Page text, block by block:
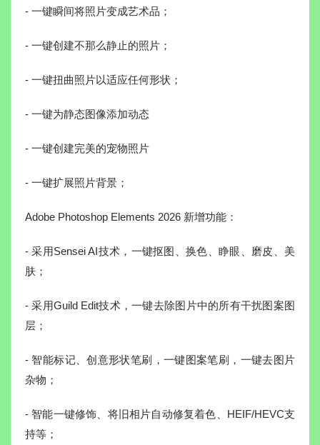
- 一键瞬间将照片变成艺术品；
- 一键创建不那么静止的照片；
- 一键扭曲照片以适应任何形状；
- 一键为静态图像添加动态
- 一键创建完美的宠物照片
- 一键扩展照片背景；
Adobe Photoshop Elements 2026 新增功能：
- 采用Sensei AI技术，一键抠图、换色、睁眼、磨皮、美
肤；
- 采用Guild Edit技术，一键去除图片中的所有干扰图案图
层；
- 智能标记、创意形状笔刷，一键图案笔刷，一键去图片
杂物；
- 智能一键修饰、将旧相片自动修复着色、HEIF/HEVC支
持等；